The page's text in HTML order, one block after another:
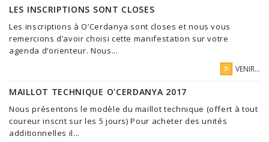
LES INSCRIPTIONS SONT CLOSES
Les inscriptions à O’Cerdanya sont closes et nous vous
remercions d’avoir choisi cette manifestation sur votre
agenda d’orienteur. Nous...
VENIR...
MAILLOT TECHNIQUE O'CERDANYA 2017
Nous présentons le modèle du maillot technique (offert à tout
coureur inscrit sur les 5 jours) Pour acheter des unités
additionnelles il...